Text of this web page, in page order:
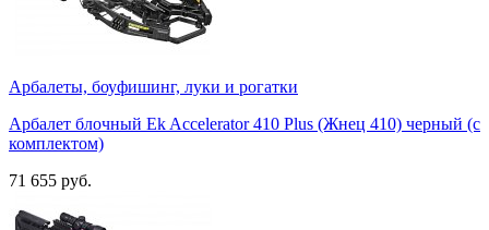
Арбалеты, боуфишинг, луки и рогатки
Арбалет блочный Ek Accelerator 410 Plus (Жнец 410) черный (c
комплектом)
71 655 руб.